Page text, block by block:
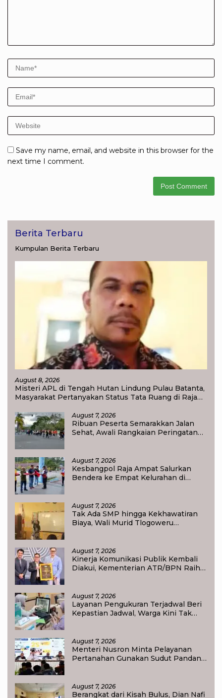
Save my name, email, and website in this browser for the
next time I comment.
Berita Terbaru
Kumpulan Berita Terbaru
August 8, 2026
Misteri APL di Tengah Hutan Lindung Pulau Batanta,
Masyarakat Pertanyakan Status Tata Ruang di Raja
August 7, 2026
Ribuan Peserta Semarakkan Jalan
Sehat, Awali Rangkaian Peringatan
August 7, 2026
Kesbangpol Raja Ampat Salurkan
Bendera ke Empat Kelurahan di
August 7, 2026
Tak Ada SMP hingga Kekhawatiran
Biaya, Wali Murid Tlogoweru
August 7, 2026
Kinerja Komunikasi Publik Kembali
Diakui, Kementerian ATR/BPN Raih
August 7, 2026
Layanan Pengukuran Terjadwal Beri
Kepastian Jadwal, Warga Kini Tak
August 7, 2026
Menteri Nusron Minta Pelayanan
Pertanahan Gunakan Sudut Pandang
August 7, 2026
Berangkat dari Kisah Bulus, Dian Nafi